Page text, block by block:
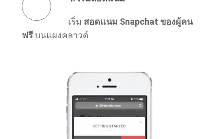
เริ่ม สอดแนม Snapchat ของผู้คน
ฟรีบนแผงคลาวด์